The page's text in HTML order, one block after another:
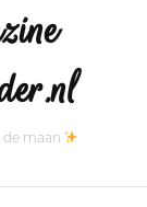
de maan